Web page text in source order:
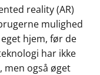
reality (AR)
mulighed
hjem, før de
har ikke
også øget